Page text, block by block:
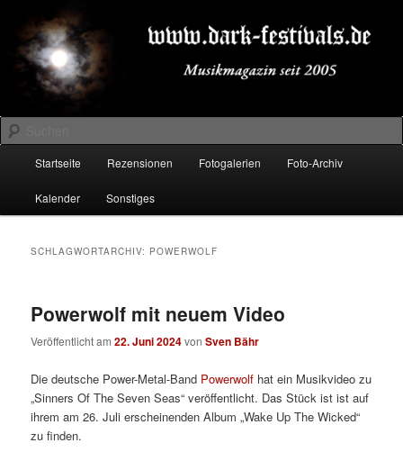
primären
Inhalt
springen
sekundären
Inhalt
springenDARK-FESTIVALS.DE
Suchen
Startseite Rezensionen Fotogalerien Foto-Archiv
Kalender Sonstiges
SCHLAGWORTARCHIV: POWERWOLF
Powerwolf mit neuem Video
Veröffentlicht am22. Juni 2024vonSven Bähr
Die deutsche Power-Metal-Band Powerwolf hat ein Musikvideo zu
„Sinners Of The Seven Seas“ veröffentlicht. Das Stück ist ist auf
ihrem am 26. Juli erscheinenden Album „Wake Up The Wicked“
zu finden.